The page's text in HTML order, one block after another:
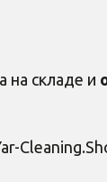
на складе и